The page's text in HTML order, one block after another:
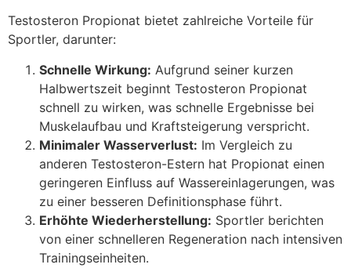
Testosteron Propionat bietet zahlreiche Vorteile für
Sportler, darunter:
Schnelle Wirkung: Aufgrund seiner kurzen
Halbwertszeit beginnt Testosteron Propionat
schnell zu wirken, was schnelle Ergebnisse bei
Muskelaufbau und Kraftsteigerung verspricht.
Minimaler Wasserverlust: Im Vergleich zu
anderen Testosteron-Estern hat Propionat einen
geringeren Einfluss auf Wassereinlagerungen, was
zu einer besseren Definitionsphase führt.
Erhöhte Wiederherstellung: Sportler berichten
von einer schnelleren Regeneration nach intensiven
Trainingseinheiten.